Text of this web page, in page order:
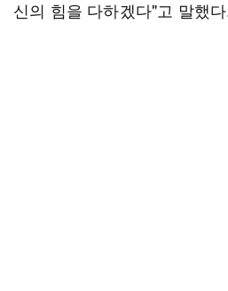
신의 힘을 다하겠다"고 말했